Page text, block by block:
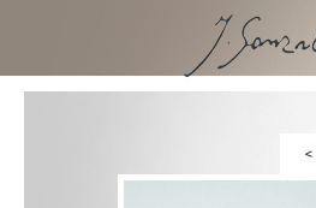
ALLER
<